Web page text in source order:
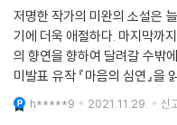
저명한 작가의 미완의 소설은
기에 더욱 애절하다. 마지막까
의 향연을 향하여 달려갈 수밖
미발표 유작 『마음의 심연』을 읽는
크레송이 교통사고 후 2년 가
다가 대저택 라 크레소나드로
h*****9 2021.11.29. 신